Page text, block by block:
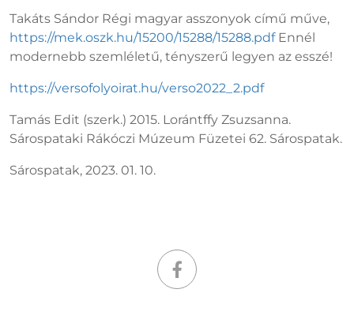
Takáts Sándor Régi magyar asszonyok című műve,
https://mek.oszk.hu/15200/15288/15288.pdfEnnél
modernebb szemléletű, tényszerű legyen az esszé!
https://versofolyoirat.hu/verso2022_2.pdf
Tamás Edit (szerk.) 2015. Lorántffy Zsuzsanna.
Sárospataki Rákóczi Múzeum Füzetei 62. Sárospatak.
Sárospatak, 2023. 01. 10.